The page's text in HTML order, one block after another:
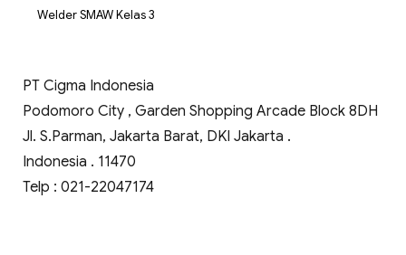
Welder SMAW Kelas 3
PT Cigma Indonesia
Podomoro City , Garden Shopping Arcade Block 8DH
Jl. S.Parman, Jakarta Barat, DKI Jakarta .
Indonesia . 11470
Telp : 021-22047174